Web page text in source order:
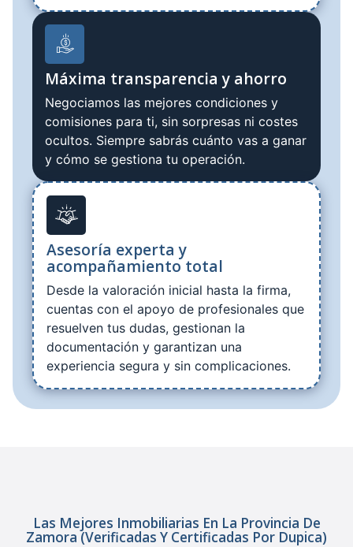
Máxima transparencia y ahorro
Negociamos las mejores condiciones y
comisiones para ti, sin sorpresas ni costes
ocultos. Siempre sabrás cuánto vas a ganar
y cómo se gestiona tu operación.
Asesoría experta y
acompañamiento total
Desde la valoración inicial hasta la firma,
cuentas con el apoyo de profesionales que
resuelven tus dudas, gestionan la
documentación y garantizan una
experiencia segura y sin complicaciones.
Las Mejores Inmobiliarias En La Provincia De
Zamora (verificadas Y Certificadas Por Dupica)